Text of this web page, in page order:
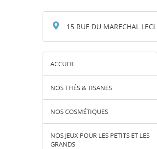
15 RUE DU MARECHAL
ACCUEIL
NOS THÉS & TISANES
NOS COSMÉTIQUES
NOS JEUX POUR LES PETITS ET LES
GRANDS